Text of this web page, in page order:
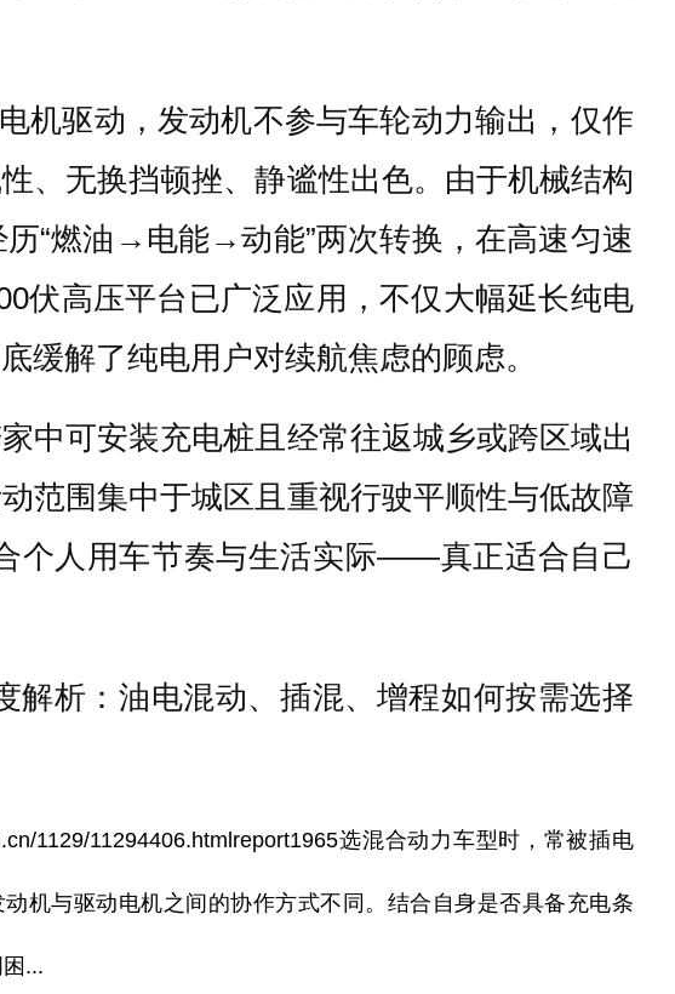
机驱动，发动机不参与车轮动力输出，仅作
、无换挡顿挫、静谧性出色。由于机械结构
“燃油→电能→动能”两次转换，在高速匀速
伏高压平台已广泛应用，不仅大幅延长纯电
缓解了纯电用户对续航焦虑的顾虑。
中可安装充电桩且经常往返城乡或跨区域出
范围集中于城区且重视行驶平顺性与低故障
个人用车节奏与生活实际——真正适合自己
解析：油电混动、插混、增程如何按需选择
1129/11294406.htmlreport1965选混合动力车型时，常被插电
机与驱动电机之间的协作方式不同。结合自身是否具备充电条
...